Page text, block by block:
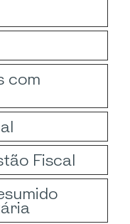
com
Fiscal